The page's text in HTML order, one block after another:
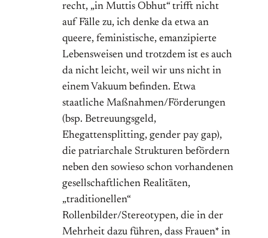
recht, „in Muttis Obhut“ trifft nicht
auf Fälle zu, ich denke da etwa an
queere, feministische, emanzipierte
Lebensweisen und trotzdem ist es auch
da nicht leicht, weil wir uns nicht in
einem Vakuum befinden. Etwa
staatliche Maßnahmen/Förderungen
(bsp. Betreuungsgeld,
Ehegattensplitting, gender pay gap),
die patriarchale Strukturen befördern
neben den sowieso schon vorhandenen
gesellschaftlichen Realitäten,
„traditionellen“
Rollenbilder/Stereotypen, die in der
Mehrheit dazu führen, dass Frauen* in